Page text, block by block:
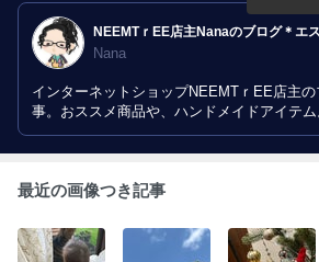
Nana
インターネットショップNEEMTｒEE店主
事。おススメ商品や、ハンドメイドアイテ
っていきます。
最近の画像つき記事